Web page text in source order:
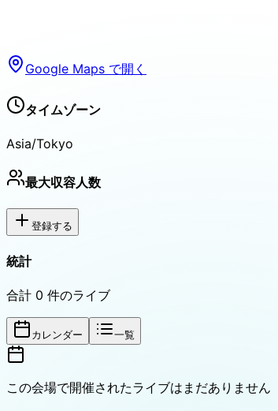
Google Maps で開く
タイムゾーン
Asia/Tokyo
最大収容人数
登録する
統計
合計 0 件のライブ
カレンダー 一覧
この会場で開催されたライブはまだありません